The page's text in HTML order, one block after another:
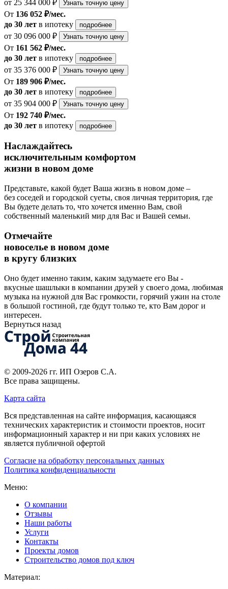
от 25 344 000 ₽ Узнать точную цену
От 136 052 ₽/мес.
до 30 лет в ипотеку подробнее
от 30 096 000 ₽ Узнать точную цену
От 161 562 ₽/мес.
до 30 лет в ипотеку подробнее
от 35 376 000 ₽ Узнать точную цену
От 189 906 ₽/мес.
до 30 лет в ипотеку подробнее
от 35 904 000 ₽ Узнать точную цену
От 192 740 ₽/мес.
до 30 лет в ипотеку подробнее
Наслаждайтесь
исключительным комфортом
жизни в новом доме
Представьте, какой будет Ваша жизнь в новом доме –
без соседей и городской суеты, своя личная территория, где
Вы будете делать то, что хочется именно Вам, свой
собственный маленький мир для Вас и Вашей семьи.
Отмечайте
новоселье в новом доме
в кругу близких
Оно будет именно таким, каким задумаете его Вы -
вкусные шашлыки в компании друзей у своего дома, любимая
музыка на нужной для Вас громкости, горячий ужин на столе
в большой гостиной, где будут только те, кто Вам дорог и
интересен.
Вернуться назад
© 2009-2026 гг. ИП Озеров С.А.
Все права защищены.
Карта сайта
Вся представленная на сайте информация, касающаяся
технических характеристик и стоимости проектов, носит
информационный характер и ни при каких условиях не
является публичной офертой
Согласие на обработку персональных данных
Политика конфиденциальности
Меню:
О компании
Отзывы
Наши работы
Услуги
Контакты
Проекты домов
Строительство домов под ключ
Материал: